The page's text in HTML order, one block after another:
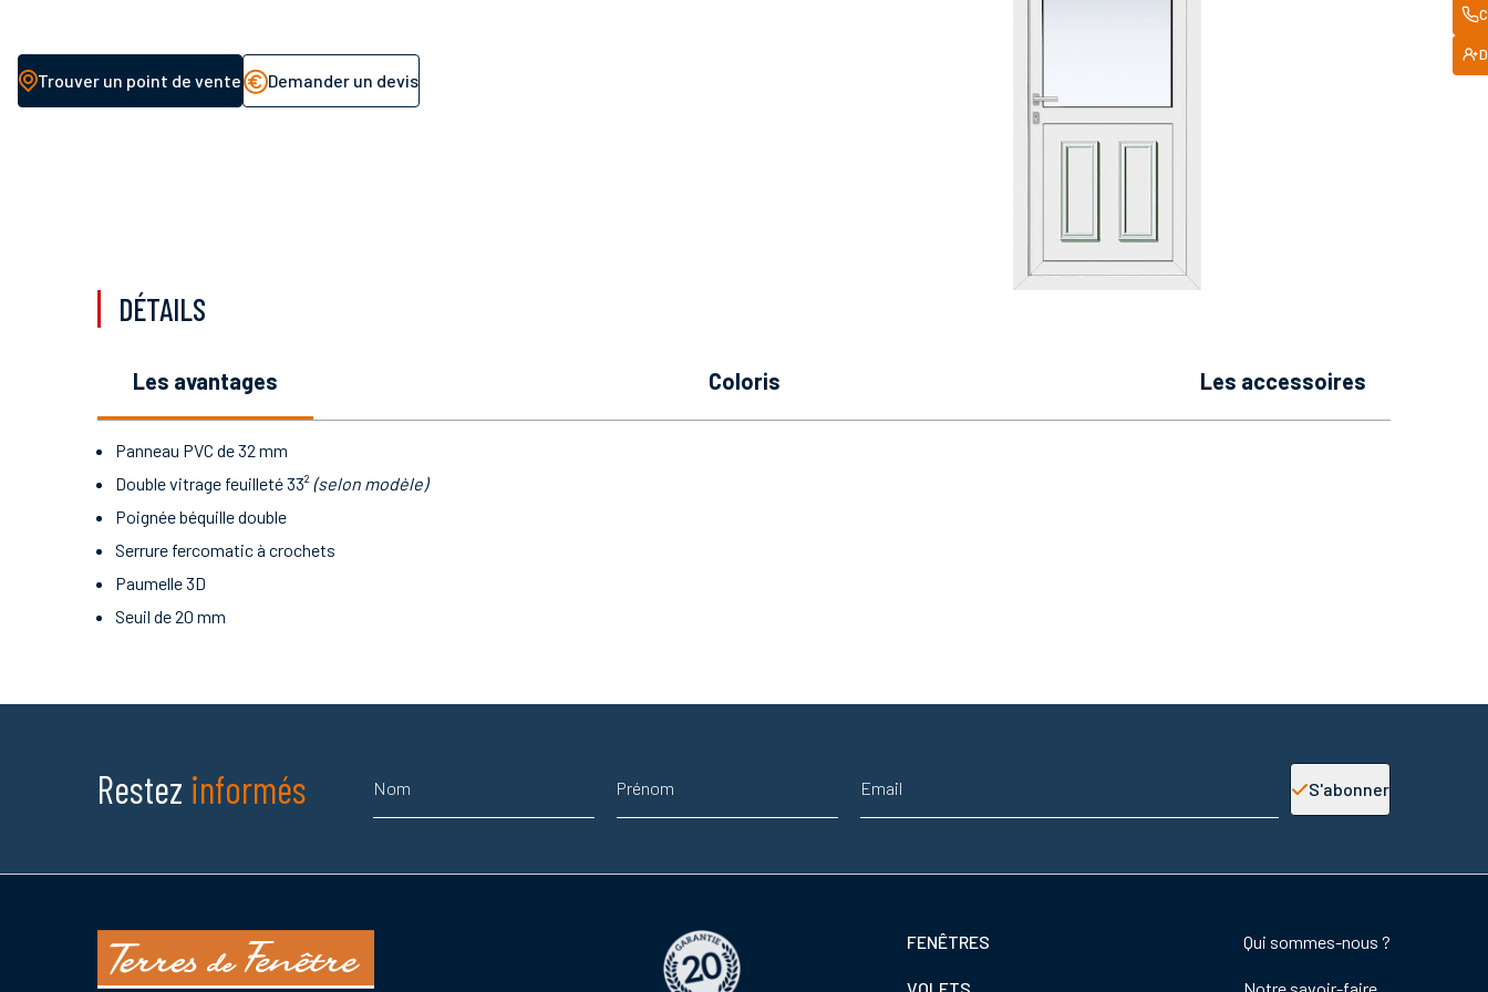
Trouver un point de vente Demander un devis
DÉTAILS
les avantages coloris les accessoires
Panneau PVC de 32 mm
Double vitrage feuilleté 33²(selon modèle)
Poignée béquille double
Serrure fercomatic à crochets
Paumelle 3D
Seuil de 20 mm
Restez informés
S'abonner
Footer
FENÊTRES
Footer
Qui sommes-nous ?